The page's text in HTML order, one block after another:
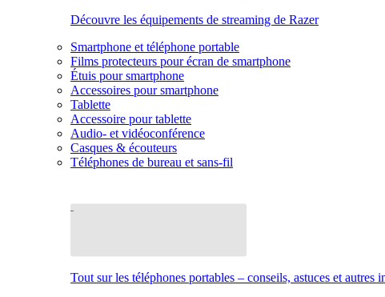
Découvre les équipements de streaming de Razer
Smartphone et téléphone portable
Films protecteurs pour écran de smartphone
Étuis pour smartphone
Accessoires pour smartphone
Tablette
Accessoire pour tablette
Audio- et vidéoconférence
Casques & écouteurs
Téléphones de bureau et sans-fil
Tout sur les téléphones portables – conseils, astuces et autres